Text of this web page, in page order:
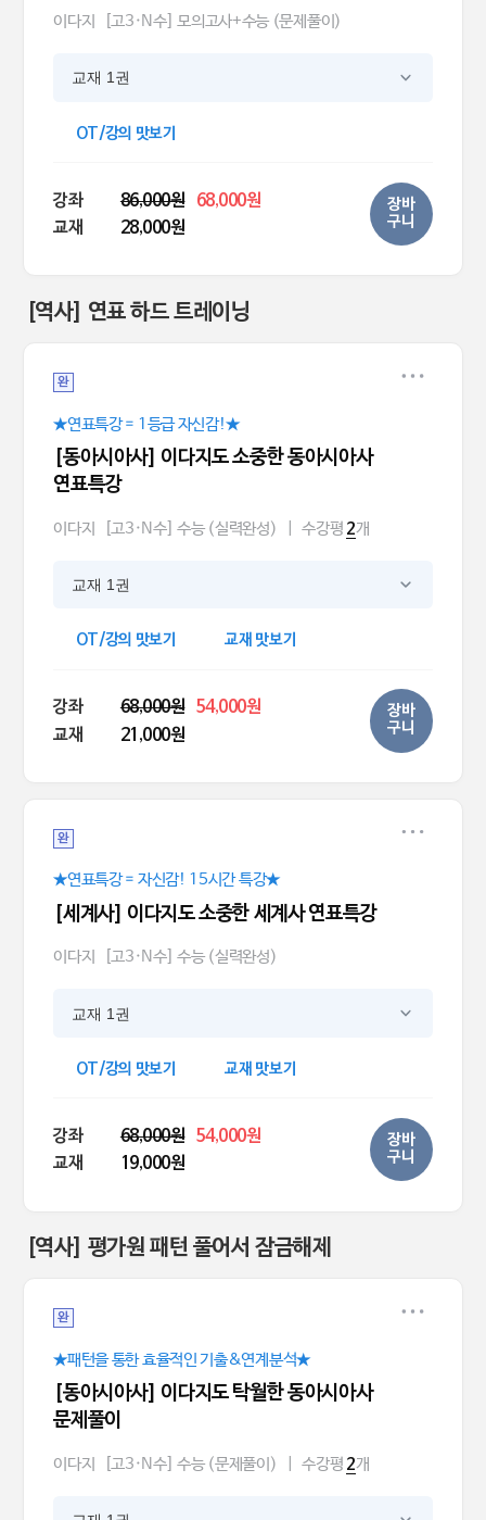
이다지 [고3·N수] 모의고사+수능 (문제풀이)
교재 1권
OT/강의 맛보기
강좌 86,000원
68,000원
교재
28,000원
장바
구니
[역사] 연표 하드 트레이닝
완
★연표특강 = 1등급 자신감!★
[동아시아사] 이다지도 소중한 동아시아사
연표특강
이다지 [고3·N수] 수능 (실력완성) 수강평 2개
교재 1권
OT/강의 맛보기 교재 맛보기
강좌 68,000원 54,000원
교재
21,000원
장바
구니
완
★연표특강 = 자신감! 15시간 특강★
[세계사] 이다지도 소중한 세계사 연표특강
이다지 [고3·N수] 수능 (실력완성)
교재 1권
OT/강의 맛보기 교재 맛보기
강좌 68,000원 54,000원
교재
19,000원
장바
구니
[역사] 평가원 패턴 풀어서 잠금해제
완
★패턴을 통한 효율적인 기출&연계분석★
[동아시아사] 이다지도 탁월한 동아시아사
문제풀이
이다지 [고3·N수] 수능 (문제풀이) 수강평 2개